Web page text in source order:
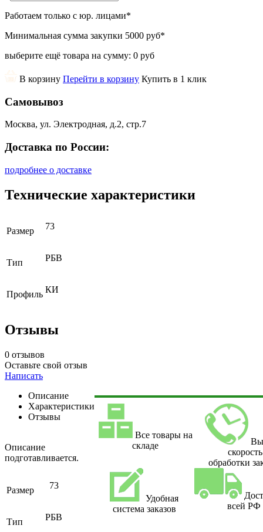
Работаем только с юр. лицами*
Минимальная сумма закупки 5000 руб*
выберите ещё товара на сумму: 0 руб
В корзину Перейти в корзину Купить в 1 клик
Самовывоз
Москва, ул. Электродная, д.2, стр.7
Доставка по России:
подробнее о доставке
Технические характеристики
Размер 73
Тип РБВ
Профиль КИ
Отзывы
0 отзывов
Оставьте свой отзыв
Написать
Описание
Характеристики
Отзывы
Описание
подготавливается.
Размер 73
Тип РБВ
Все товары на
складе
скорость
обработки
Удобная
система заказов
всей РФ